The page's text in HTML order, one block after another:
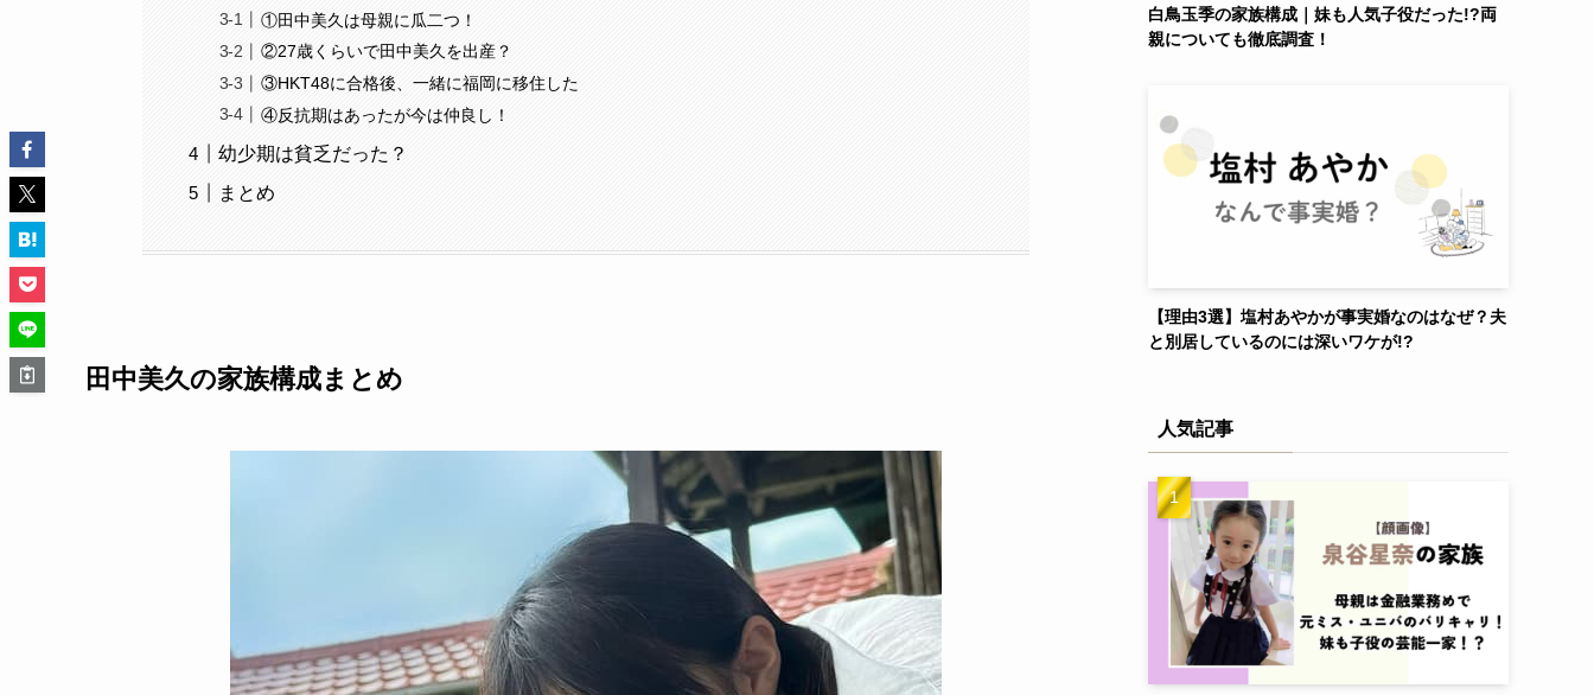
①田中美久は母親に瓜二つ！
②27歳くらいで田中美久を出産？
③HKT48に合格後、一緒に福岡に移住した
④反抗期はあったが今は仲良し！
幼少期は貧乏だった？
まとめ
田中美久の家族構成まとめ
白鳥玉季の家族構成｜妹も人気子役だった!?両
親についても徹底調査！
【理由3選】塩村あやかが事実婚なのはなぜ？夫
と別居しているのには深いワケが!?
人気記事